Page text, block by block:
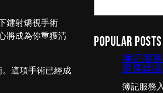
鐳射矯視手術
將成為你重獲清
這項手術已經成
e
r
Popular Posts
簿記服
選擇建議
簿記服務